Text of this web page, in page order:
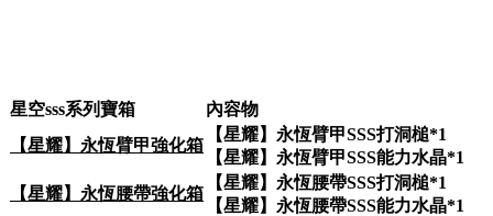
星空sss系列寶箱
內容物
【星耀】永恆臂甲強化箱
【星耀】永恆臂甲SSS打洞槌*1
【星耀】永恆臂甲SSS能力水晶*1
【星耀】永恆腰帶強化箱
【星耀】永恆腰帶SSS打洞槌*1
【星耀】永恆腰帶SSS能力水晶*1